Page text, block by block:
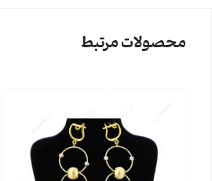
محصولات مرتبط